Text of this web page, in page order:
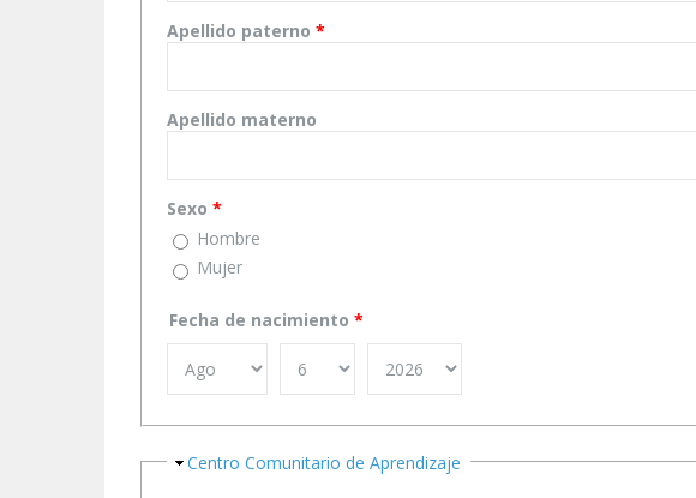
Apellido paterno *
Apellido materno
Sexo *
Hombre
Mujer
Fecha de nacimiento *
Ocultar
Centro Comunitario de Aprendizaje